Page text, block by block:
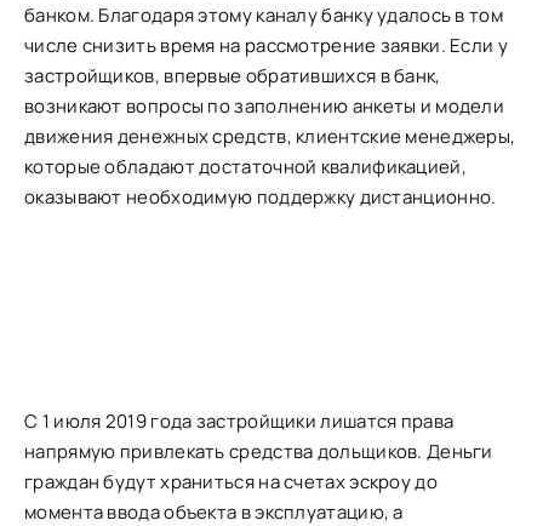
банком. Благодаря этому каналу банку удалось в том
числе снизить время на рассмотрение заявки. Если у
застройщиков, впервые обратившихся в банк,
возникают вопросы по заполнению анкеты и модели
движения денежных средств, клиентские менеджеры,
которые обладают достаточной квалификацией,
оказывают необходимую поддержку дистанционно.
С 1 июля 2019 года застройщики лишатся права
напрямую привлекать средства дольщиков. Деньги
граждан будут храниться на счетах эскроу до
момента ввода объекта в эксплуатацию, а